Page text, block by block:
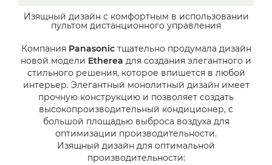
Изящный дизайн с комфортным в использовании
пультом дистанционного управления
Компания Panasonic тщательно продумала дизайн
новой модели Etherea для создания элегантного и
стильного решения, которое впишется в любой
интерьер. Элегантный монолитный дизайн имеет
прочную конструкцию и позволяет создать
высокопроизводительный кондиционер, с
большой площадью выброса воздуха для
оптимизации производительности.
Изящный дизайн для оптимальной
производительности: